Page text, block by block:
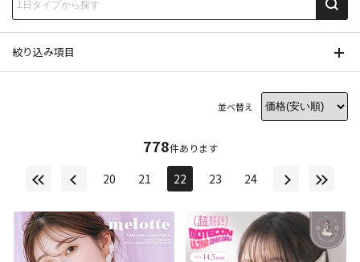
絞り込み項目
並べ替え
778件あります
20 21 22 23 24